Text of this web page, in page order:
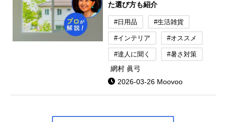
た選び方も紹介
#日用品 #生活雑貨
#インテリア #オススメ
#達人に聞く #暑さ対策
網村 眞弓
2026-03-26 Moovoo